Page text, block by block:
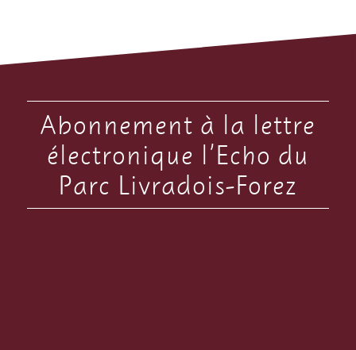
Abonnement à la lettre
électronique l’Echo du
Parc Livradois-Forez